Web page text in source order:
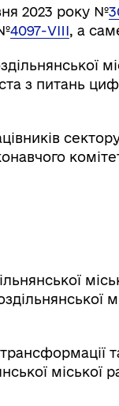
2023 року №
4097-VIIІ, а
з питань
міської